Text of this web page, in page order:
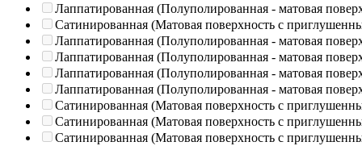
Лаппатированная (Полуполированная - матовая
Сатинированная (Матовая поверхность с
Лаппатированная (Полуполированная - матовая
Лаппатированная (Полуполированная - матовая
Лаппатированная (Полуполированная - матовая
Лаппатированная (Полуполированная - матовая
Сатинированная (Матовая поверхность с
Сатинированная (Матовая поверхность с
Сатинированная (Матовая поверхность с